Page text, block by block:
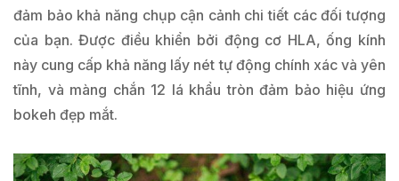
đảm bảo khả năng chụp cận cảnh chi tiết các đối tượng
của bạn. Được điều khiển bởi động cơ HLA, ống kính
này cung cấp khả năng lấy nét tự động chính xác và yên
tĩnh, và màng chắn 12 lá khẩu tròn đảm bảo hiệu ứng
bokeh đẹp mắt.